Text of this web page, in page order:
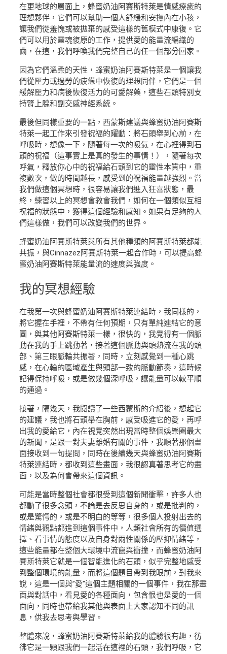
在更地球的層面上，蜂蜜奶油阿賽斯特萊是情感療癒的
理想夥伴，它們可以幫助一個人舒緩和安撫內在小孩，
讓我們從羞愧或被拋棄的感受這樣的舊模式中康復。它
們可以用於靈魂復原的工作，提供愛的能量流編織的
繭，在這，我們呼喚我們完整自己的任一個部分回家。
因為它們溫柔的天性，蜂蜜奶油阿賽斯特萊是一個讓我
們從壓力或過勞的疲憊中恢復的理想同伴，它們是一個
緩解壓力和病後恢復活力的可愛解藥，這些石頭特別支
持腎上腺和副交感神經系統。
最後但同樣重要的一點，西蒙斯建議與蜂蜜奶油阿賽斯
特萊一起工作來引發祝福的躍動：將石頭舉到心前，在
呼吸時，想像一下，隨著每一次的吸氣，在心裡得到石
頭的祝福（這事實上是真的發生的事情！），隨著每次
呼氣，釋放你心中的祝福給石頭到它的靈性本質中，重
複數次，做的時間越長，感受到的祝福能量越強烈。當
我們做這個冥想時，很容易讓我們進入狂喜狀態，最
終，練習以上的冥想會教會我們，如何在一個類似互相
祝福的狀態中，獲得這個經驗和感知。如果有足夠的人
們這樣做，我們可以改變我們的世界。
蜂蜜奶油阿賽斯特萊與所有其他種類的阿賽斯特萊都能
共振，與Cinnazez阿賽斯特萊一起合作時，可以提高蜂
蜜奶油阿賽斯特萊能量流的速度與強度。
我的冥想經驗
在我第一次與蜂蜜奶油阿賽斯特萊連結時，我同樣的，
將它握在手裡，不帶有任何預期，只有單純連結它的意
圖，與其他阿賽斯特萊一樣，很快的，我覺得有一個脈
動在我的手上跳動著，接著這個脈動與頭熱流在我的頭
部、第三眼脈輪共振著，同時，立刻感覺到一種心跳
感，在心輪的區域產生與頭部一致的脈動節奏，這時候
記得保持呼吸，或是做幾個深呼吸，讓能量可以較平順
的通過。
接著，隔幾天，我閱讀了一些西蒙斯的介紹後，想起它
的建議，我也將石頭舉在胸前，感受吸進它的愛，再呼
出我的愛給它，內在視覺突然出現當時整個娛樂圈最大
的新聞，是跟一對夫妻離婚有關的事件，我順著那個畫
面接收到一句提問，同時在後續幾天與蜂蜜奶油阿賽斯
特萊連結時，都收到這些畫面，我很認真著思考它的畫
面，以及為何會帶來這個資訊。
可能是當時整個社會都很受到這個新聞衝擊，許多人也
都動了很多念頭，不論是去反思自身的，或是批判的，
或是驚愕的，或是不明白的等等，很多個人投射出去的
情緒與觀點都進到這個事件中，人類社會所有的價值選
擇、看事情的態度以及自身對兩性關係的壓抑情緒等，
這些能量都在整個大環境中流竄與衝撞，而蜂蜜奶油阿
賽斯特萊它就是一個智能進化的石頭，似乎完整地感受
到整個環境的能量，而將這個題目帶到我眼前，對我來
說，這是一個與”愛”這個主題相關的一個事件，我在那畫
面與對話中，看見愛的各種面向，包含恨也是愛的一個
面向，同時也帶給我其他與表面上大家認知不同的訊
息，供我去思考與學習。
整體來說，蜂蜜奶油阿賽斯特萊給我的體驗很有趣，彷
彿它是一顆跟我們一起活在這裡的石頭，我們呼吸，它